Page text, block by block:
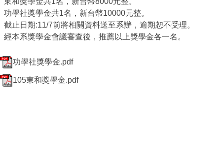
功學社獎學金共1名，新台幣10000元整。
截止日期:11/7前將相關資料送至系辦，逾期恕不受理。
經本系獎學金會議審查後，推薦以上獎學金各一名。
功學社獎學金.pdf
105東和獎學金.pdf